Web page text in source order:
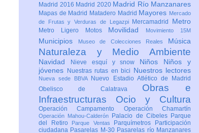
Madrid 2016 Madrid 2020 Madrid Río Manzanares
Mapas de Madrid Matadero Madrid Mayores Mercado
de Frutas y Verduras de Legazpi
Mercamadrid Metro
Metro Ligero Motos Movilidad Movimiento 15M
Municipios Museo de Colecciones Reales Música
Naturaleza y Medio Ambiente
Navidad Nieve esquí y snow Niños Niños y
jóvenes
Nuestras rutas en bici Nuestros lectores
Nueva sede BBVA
Nuevo Estadio Atlético de Madrid
Obelisco de Calatrava Obras e
Infraestructuras Ocio y Cultura
Operación Campamento Operación Chamartín
Operación Mahou-Calderón Palacio de Cibeles Parque
del Retiro
Parque Ventas Parquímetros
Participación
ciudadana Pasarelas M-30 Pasarelas río Manzanares